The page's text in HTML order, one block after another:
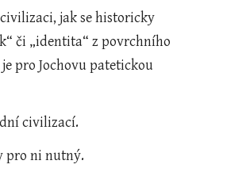
jak se historicky
či „identita“ z povrchního
pro Jochovu patetickou
civilizací.
pro ni nutný.